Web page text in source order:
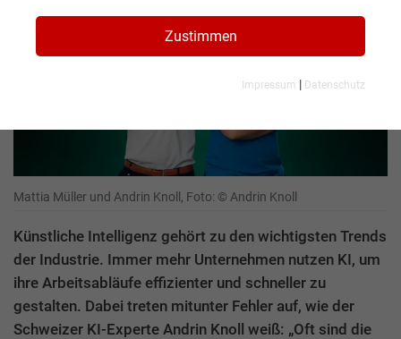
Mattia Müller und Andrin Knoll, Foto: © Andrin Knoll
Künstliche Intelligenz gehört zu den wichtigsten Trends
der Industrie. Immer mehr Unternehmen nutzen KI, um
ihre Arbeitsabläufe effizienter und schneller zu
gestalten. Dabei treten mitunter Fehler auf, wie der
Schweizer KI-Experte Andrin Knoll weiß: „Oft sind die
Zustimmen
Impressum | Datenschutz